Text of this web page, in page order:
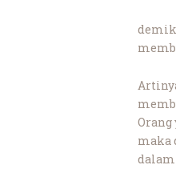
maka